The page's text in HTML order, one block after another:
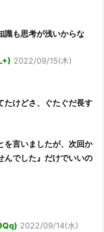
識も思考が浅いからな
2022/09/15(木)
たけどさ、ぐたぐだ長す
を言いましたが、次回か
んでした』だけでいいの
2022/09/14(水)